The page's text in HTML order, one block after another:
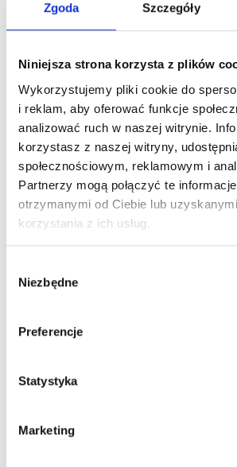
Zgoda Szczegóły
Niniejsza strona korzysta z plików
Wykorzystujemy pliki cookie do
i reklam, aby oferować funkcje
analizować ruch w naszej witrynie.
korzystasz z naszej witryny,
społecznościowym, reklamowym i
Partnerzy mogą połączyć te
otrzymanymi od Ciebie lub
korzystania z ich usług.
zgody
Niezbędne
Preferencje
Statystyka
Marketing
KLAUZULA
Formularz
w sprawie usunięcia lub
danych
Wybierz rodzaj zgłoszenia
Chcę usunąć swoje dane
Chcę skontaktować się z
Danych Osobowych w innej